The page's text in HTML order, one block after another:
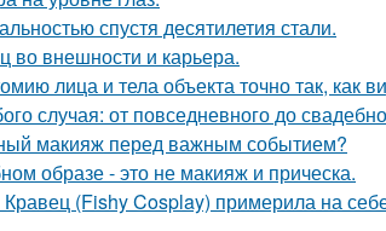
спустя десятилетия стали.
во внешности и карьера.
лица и тела объекта точно так, как
случая: от повседневного до
макияж перед важным событием?
образе - это не макияж и прическа.
(Fishy Cosplay) примерила на